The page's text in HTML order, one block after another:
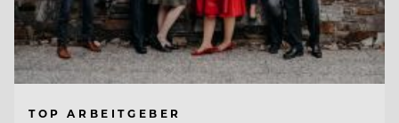
TOP ARBEITGEBER